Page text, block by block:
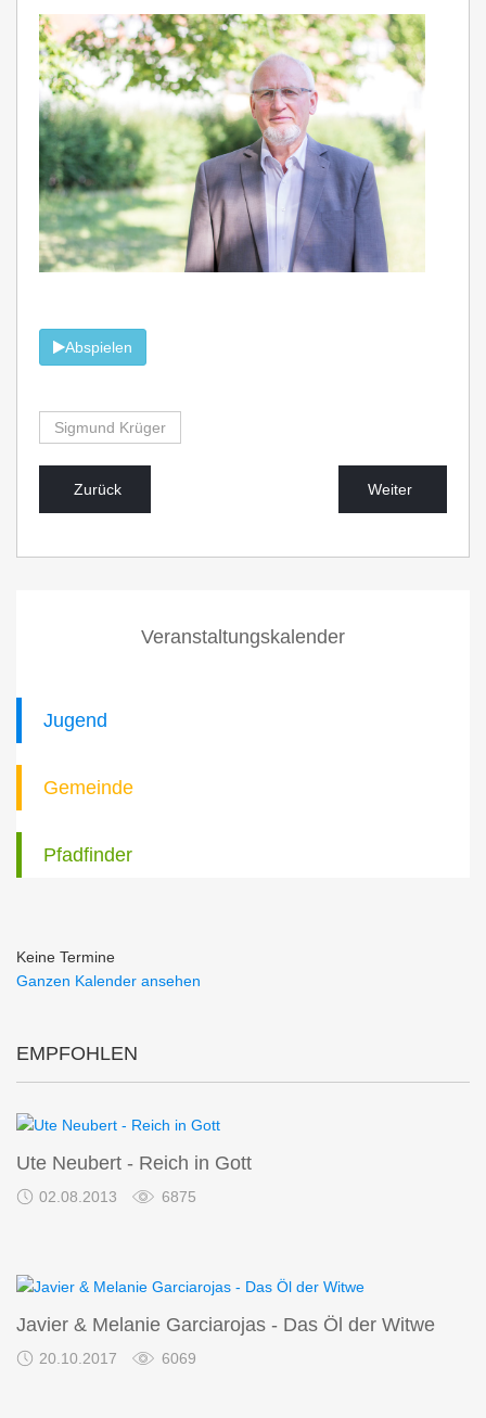
Abspielen
Sigmund Krüger
Zurück Weiter
Veranstaltungskalender
Jugend
Gemeinde
Pfadfinder
Keine Termine
Ganzen Kalender ansehen
EMPFOHLEN
Ute Neubert - Reich in Gott
02.08.2013 6875
Javier & Melanie Garciarojas - Das Öl der Witwe
20.10.2017 6069